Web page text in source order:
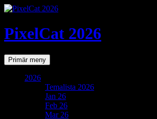
PixelCat 2026
SökPrimär meny Gå
till
2026
Temalista 2026
Jan 26
Feb 26
Mar 26